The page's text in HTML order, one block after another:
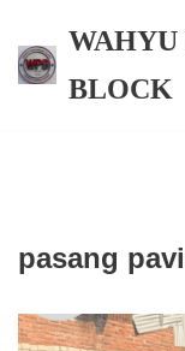
Skip
WAHYU
BLOCK
pasang